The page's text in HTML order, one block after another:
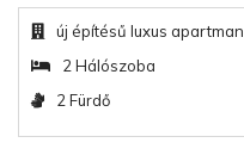
új építésű luxus apartman
2 Hálószoba
2 Fürdő